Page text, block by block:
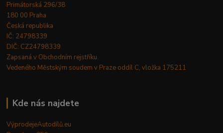
Primátorská 296/38
180 00 Praha
Česká republika
IČ: 24798339
DIČ: CZ24798339
Zapsaná v Obchodním rejstříku.
Vedeného Městským soudem v Praze oddíl C, vložka 175211
Kde nás najdete
VýprodejeAutodílů.eu